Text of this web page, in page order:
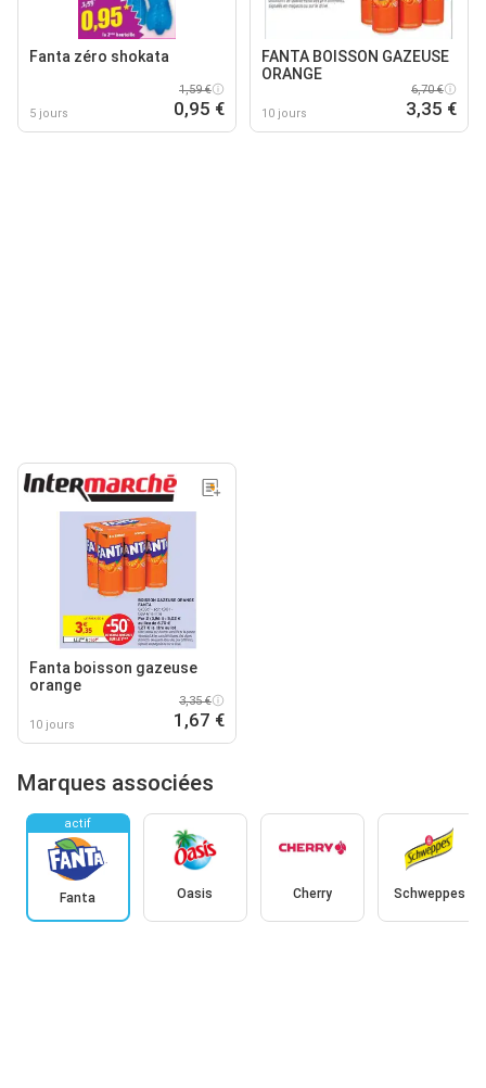
Fanta zéro shokata
5 jours
1,59 €
0,95 €
FANTA BOISSON GAZEUSE
ORANGE
10 jours
6,70 €
3,35 €
Fanta boisson gazeuse
orange
10 jours
3,35 €
1,67 €
Marques associées
actif
Fanta Oasis Cherry Schweppes